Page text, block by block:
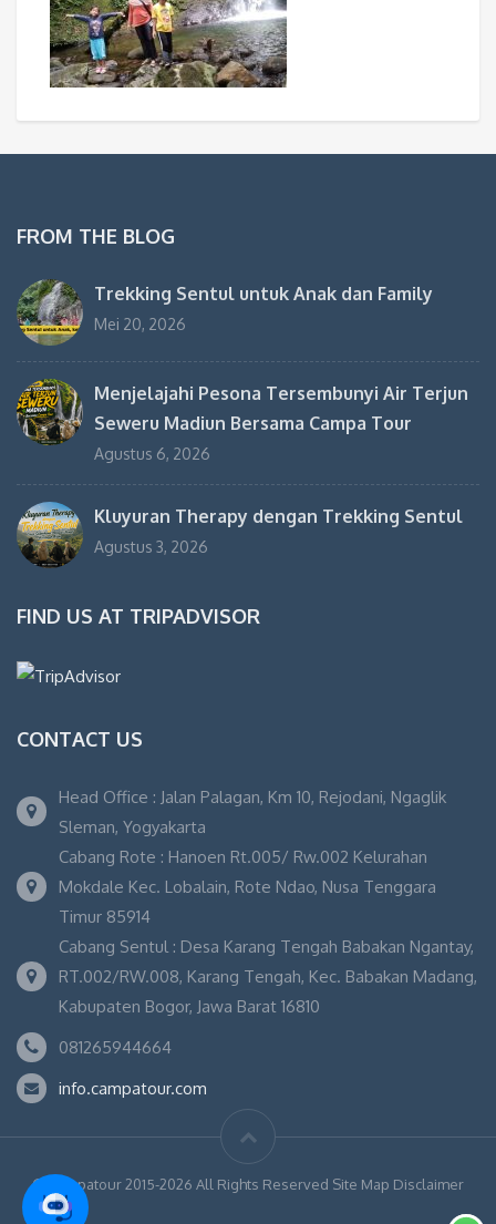
FROM THE BLOG
Trekking Sentul untuk Anak dan Family
Mei 20, 2026
Menjelajahi Pesona Tersembunyi Air Terjun
Seweru Madiun Bersama Campa Tour
Agustus 6, 2026
Kluyuran Therapy dengan Trekking Sentul
Agustus 3, 2026
FIND US AT TRIPADVISOR
CONTACT US
Head Office : Jalan Palagan, Km 10, Rejodani, Ngaglik
Sleman, Yogyakarta
Cabang Rote : Hanoen Rt.005/ Rw.002 Kelurahan
Mokdale Kec. Lobalain, Rote Ndao, Nusa Tenggara
Timur 85914
Cabang Sentul : Desa Karang Tengah Babakan Ngantay,
RT.002/RW.008, Karang Tengah, Kec. Babakan Madang,
Kabupaten Bogor, Jawa Barat 16810
081265944664
info.campatour.com
© Campatour 2015-2026 All Rights Reserved Site Map Disclaimer